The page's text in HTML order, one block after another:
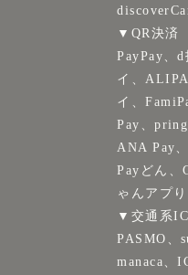
▼QR決済
PayPay、
イ、
イ、
Pay、
ANA Pay
Payどん、
ゃんアプり
▼交通系IC
PASMO、
manaca、